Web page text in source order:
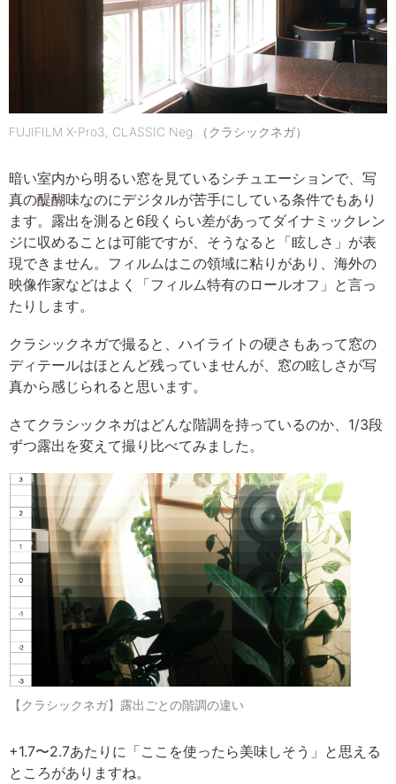
FUJIFILM X-Pro3, CLASSIC Neg.（クラシックネガ）
暗い室内から明るい窓を見ているシチュエーションで、写
真の醍醐味なのにデジタルが苦手にしている条件でもあり
ます。露出を測ると6段くらい差があってダイナミックレン
ジに収めることは可能ですが、そうなると「眩しさ」が表
現できません。フィルムはこの領域に粘りがあり、海外の
映像作家などはよく「フィルム特有のロールオフ」と言っ
たりします。
クラシックネガで撮ると、ハイライトの硬さもあって窓の
ディテールはほとんど残っていませんが、窓の眩しさが写
真から感じられると思います。
さてクラシックネガはどんな階調を持っているのか、1/3段
ずつ露出を変えて撮り比べてみました。
【クラシックネガ】露出ごとの階調の違い
+1.7〜2.7あたりに「ここを使ったら美味しそう」と思える
ところがありますね。